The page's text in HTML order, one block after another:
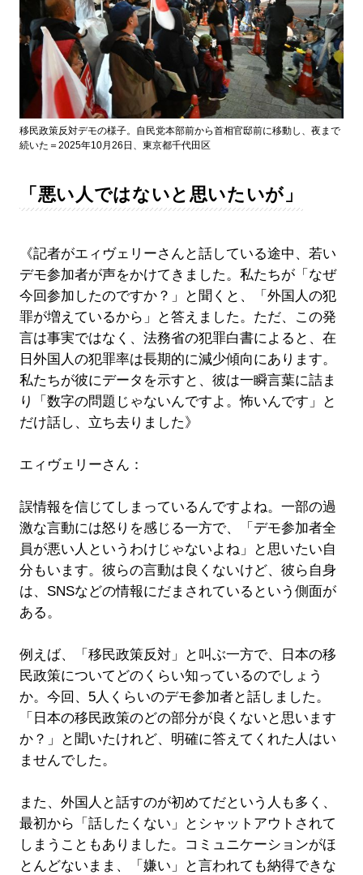
移民政策反対デモの様子。自民党本部前から首相官邸前に移動し、夜まで
続いた＝2025年10月26日、東京都千代田区
「悪い人ではないと思いたいが」
《記者がエィヴェリーさんと話している途中、若い
デモ参加者が声をかけてきました。私たちが「なぜ
今回参加したのですか？」と聞くと、「外国人の犯
罪が増えているから」と答えました。ただ、この発
言は事実ではなく、法務省の犯罪白書によると、在
日外国人の犯罪率は長期的に減少傾向にあります。
私たちが彼にデータを示すと、彼は一瞬言葉に詰ま
り「数字の問題じゃないんですよ。怖いんです」と
だけ話し、立ち去りました》
エィヴェリーさん：
誤情報を信じてしまっているんですよね。一部の過
激な言動には怒りを感じる一方で、「デモ参加者全
員が悪い人というわけじゃないよね」と思いたい自
分もいます。彼らの言動は良くないけど、彼ら自身
は、SNSなどの情報にだまされているという側面が
ある。
例えば、「移民政策反対」と叫ぶ一方で、日本の移
民政策についてどのくらい知っているのでしょう
か。今回、5人くらいのデモ参加者と話しました。
「日本の移民政策のどの部分が良くないと思います
か？」と聞いたけれど、明確に答えてくれた人はい
ませんでした。
また、外国人と話すのが初めてだという人も多く、
最初から「話したくない」とシャットアウトされて
しまうこともありました。コミュニケーションがほ
とんどないまま、「嫌い」と言われても納得できな